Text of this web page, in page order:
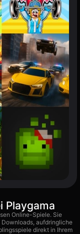
Playgama
Online-Spiele. Sie
aufdringliche
direkt in Ihrem